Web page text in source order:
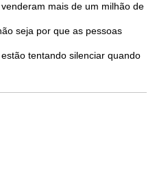
mais de um milhão de
seja por que as pessoas
tentando silenciar quando